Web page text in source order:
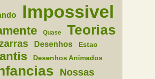
Impossivel
Quase Teorias
Desenhos Estao
Desenhos Animados
Nossas